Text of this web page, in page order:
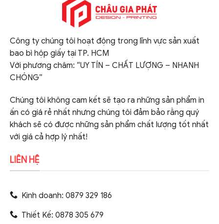
Công ty chúng tôi hoạt động trong lĩnh vực sản xuất
bao bì hộp giấy tại TP. HCM
Với phương châm: “UY TÍN – CHẤT LƯỢNG – NHANH
CHÓNG”
Chúng tôi không cam kết sẽ tạo ra những sản phẩm in
ấn có giá rẻ nhất nhưng chúng tôi đảm bảo rằng quý
khách sẽ có được những sản phẩm chất lượng tốt nhất
với giá cả hợp lý nhất!
LIÊN HỆ
Kinh doanh: 0879 329 186
Thiết Kế: 0878 305 679